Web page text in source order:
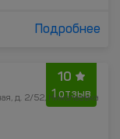
Подробнее
10
1 отзыв
д. 2/52, Николаевка